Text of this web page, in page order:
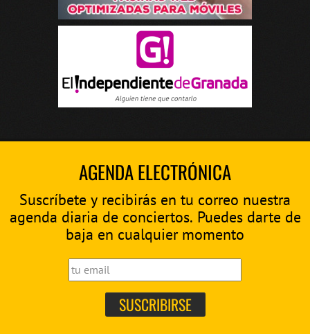
AGENDA ELECTRÓNICA
Suscríbete y recibirás en tu correo nuestra
agenda diaria de conciertos. Puedes darte de
baja en cualquier momento